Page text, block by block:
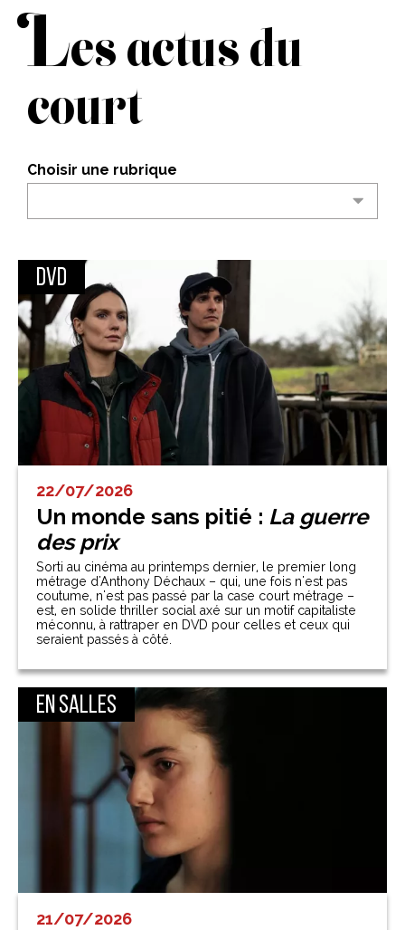
L es actus du
court
Choisir une rubrique
DVD
22/07/2026
Un monde sans pitié : La guerre
des prix
Sorti au cinéma au printemps dernier, le premier long
métrage d'Anthony Déchaux – qui, une fois n'est pas
coutume, n'est pas passé par la case court métrage –
est, en solide thriller social axé sur un motif capitaliste
méconnu, à rattraper en DVD pour celles et ceux qui
seraient passés à côté.
En salles
21/07/2026